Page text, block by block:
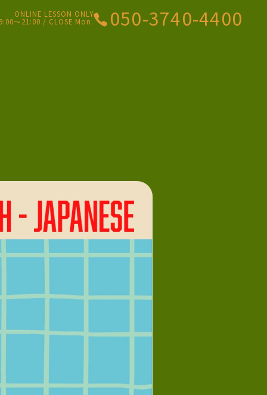
ONLINE LESSON ONLY
〜21:00 / CLOSE Mon.
050-3740-4400